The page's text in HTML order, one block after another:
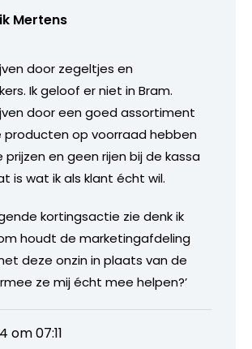
Mertens
door zegeltjes en
Ik geloof er niet in Bram.
door een goed assortiment
producten op voorraad hebben
prijzen en geen rijen bij de kassa
is wat ik als klant écht wil.
kortingsactie zie denk ik
houdt de marketingafdeling
deze onzin in plaats van de
ze mij écht mee helpen?’
om 07:11